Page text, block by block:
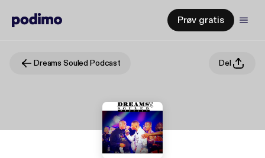
Prøv gratis
Dreams Souled Podcast Del